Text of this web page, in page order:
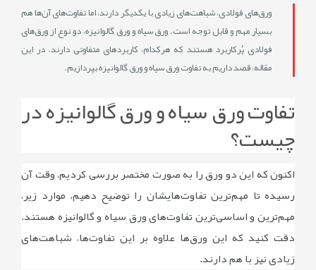
ورق‌های فولادی، شباهت‌های زیادی با یکدیگر دارند، اما تفاوت‌های آن‌ها هم
بسیار مهم و قابل ‌توجه است. ورق سیاه و ورق گالوانیزه، دو نوع از ورق‌های
فولادی پُرکاربرد هستند که هرکدام، کاربردهای متفاوتی دارند. در این
مقاله، قصد داریم به تفاوت ورق سیاه و ورق گالوانیزه بپردازیم.
تفاوت ورق سیاه و ورق گالوانیزه در
چیست؟
اکنون که این دو ورق را به صورت مختصر بررسی کردیم، وقت آن
رسیده تا مهم‌ترین تفاوت‌هایشان را توضیح دهیم. موارد زیر،
مهم‌ترین و اساسی‌ترین تفاوت‌های ورق سیاه و گالوانیزه هستند.
دقت کنید که این ورق‌ها علاوه بر این تفاوت‌ها، شباهت‌های
زیادی نیز با هم دارند.